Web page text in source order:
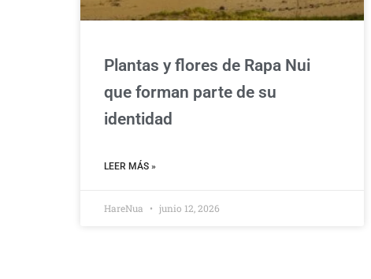
Plantas y flores de Rapa Nui
que forman parte de su
identidad
LEER MÁS »
HareNua junio 12, 2026